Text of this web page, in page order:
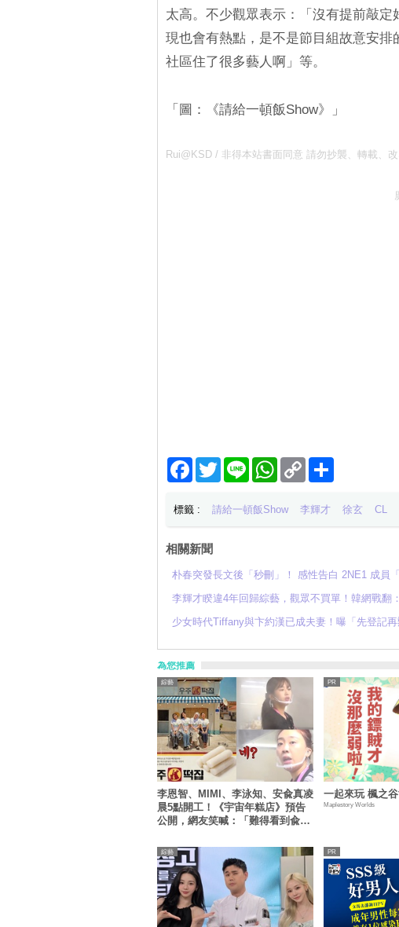
太高。不少觀眾表示：「沒有提前敲
現也會有熱點，是不是節目組故意安
社區住了很多藝人啊」等。
「圖：《請給一頓飯Show》」
Rui@KSD / 非得本站書面同意 請勿抄襲、轉載、
Facebook
TwitterLine WhatsApp
Copy
Link
分
標籤 : 請給一頓飯Show 李輝才 徐玄 CL
相關新聞
朴春突發長文後「秒刪」！ 感性告白 2NE1 成員
李輝才睽違4年回歸綜藝，觀眾不買單！韓網戰翻
少女時代Tiffany與卞約漢已成夫妻！曝「先登記
為您推薦
李恩智、MIMI、李泳知、安兪真凌
晨5點開工！《宇宙年糕店》預告
公開，網友笑喊：「難得看到兪真
綜藝
一起來玩 楓之
Maplestory Worlds
綜藝